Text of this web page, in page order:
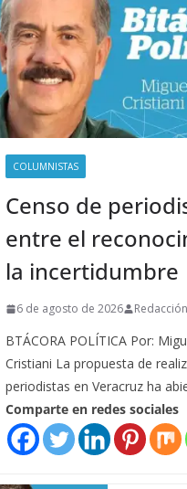
COLUMNISTAS
Censo de
entre el
la incertidumbre
6 de agosto de 2026
BTÁCORA POLÍTICA Por:
Cristiani La propuesta de
periodistas en Veracruz ha
Comparte en redes sociales